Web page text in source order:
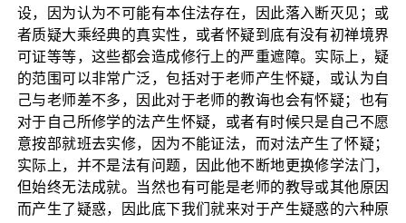
设，因为认为不可能有本住法存在，因此落入断灭见；或
者质疑大乘经典的真实性，或者怀疑到底有没有初禅境界
可证等等，这些都会造成修行上的严重遮障。实际上，疑
的范围可以非常广泛，包括对于老师产生怀疑，或认为自
己与老师差不多，因此对于老师的教诲也会有怀疑；也有
对于自己所修学的法产生怀疑，或者有时候只是自己不愿
意按部就班去实修，因为不能证法，而对法产生了怀疑；
实际上，并不是法有问题，因此他不断地更换修学法门，
但始终无法成就。当然也有可能是老师的教导或其他原因
而产生了疑惑，因此底下我们就来对于产生疑惑的六种原